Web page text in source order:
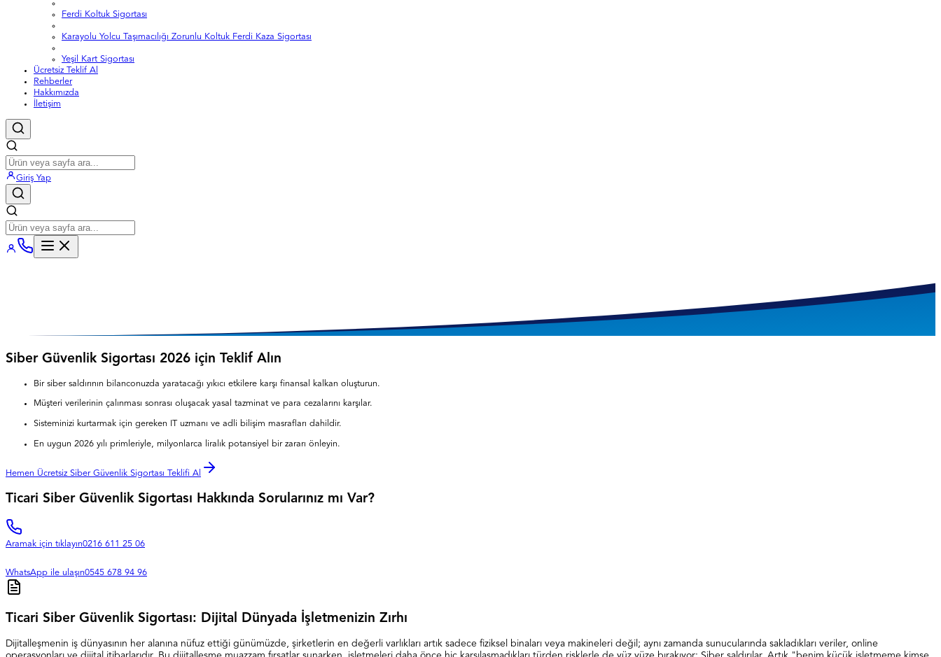
Ferdi Koltuk Sigortası
Karayolu Yolcu Taşımacılığı Zorunlu Koltuk Ferdi Kaza Sigortası
Yeşil Kart Sigortası
Ücretsiz Teklif Al
Rehberler
Hakkımızda
İletişim
Giriş Yap
Siber Güvenlik Sigortası 2026 için Teklif Alın
Bir siber saldırının bilanconuzda yaratacağı yıkıcı etkilere karşı finansal kalkan oluşturun.
Müşteri verilerinin çalınması sonrası oluşacak yasal tazminat ve para cezalarını karşılar.
Sisteminizi kurtarmak için gereken IT uzmanı ve adli bilişim masrafları dahildir.
En uygun 2026 yılı primleriyle, milyonlarca liralık potansiyel bir zararı önleyin.
Hemen Ücretsiz Siber Güvenlik Sigortası Teklifi Al
Ticari Siber Güvenlik Sigortası Hakkında Sorularınız mı Var?
Aramak için tıklayın0216 611 25 06
WhatsApp ile ulaşın0545 678 94 96
Ticari Siber Güvenlik Sigortası: Dijital Dünyada İşletmenizin Zırhı
Dijitalleşmenin iş dünyasının her alanına nüfuz ettiği günümüzde, şirketlerin en değerli varlıkları artık sadece fiziksel binaları veya makineleri değil; aynı zamanda sunucularında sakladıkları veriler, online